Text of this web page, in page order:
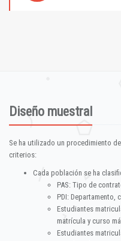
Diseño muestral
Se ha utilizado un procedimiento
criterios:
Cada población se ha
PAS: Tipo de
PDI: Departamento,
Estudiantes
matrícula y curso
Estudiantes